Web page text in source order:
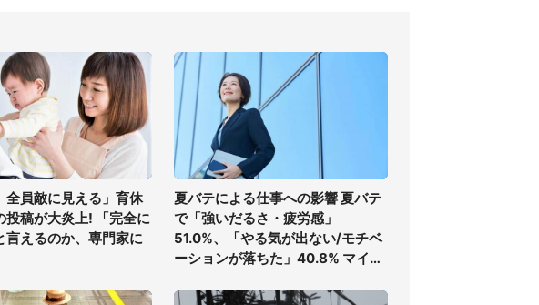
全員敵に見える」育休
投稿が大炎上! 「完全に
言えるのか、専門家に
夏バテによる仕事への影響 夏バテ
で「強いだるさ・疲労感」
51.0%、「やる気が出ない/モチベ
ーションが落ちた」40.8% マイナ